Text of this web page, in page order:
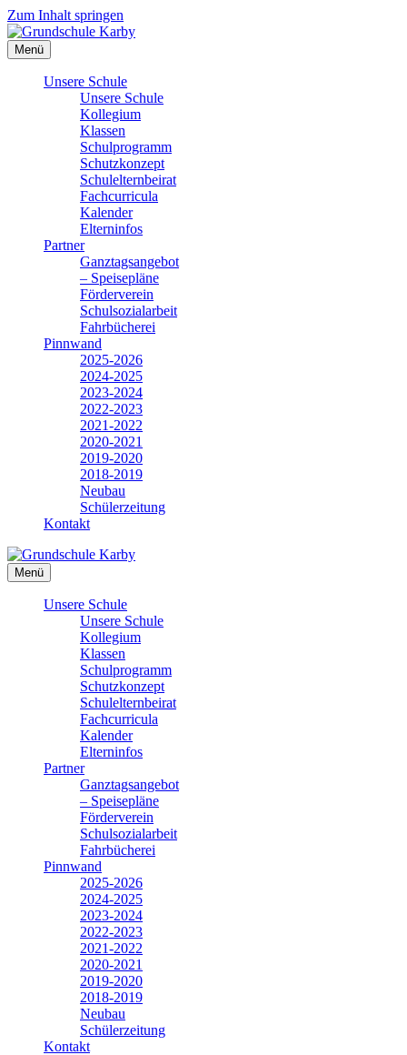
Zum Inhalt springen
Menü
Unsere Schule
Unsere Schule
Kollegium
Klassen
Schulprogramm
Schutzkonzept
Schulelternbeirat
Fachcurricula
Kalender
Elterninfos
Partner
Ganztagsangebot
– Speisepläne
Förderverein
Schulsozialarbeit
Fahrbücherei
Pinnwand
2025-2026
2024-2025
2023-2024
2022-2023
2021-2022
2020-2021
2019-2020
2018-2019
Neubau
Schülerzeitung
Kontakt
Menü
Unsere Schule
Unsere Schule
Kollegium
Klassen
Schulprogramm
Schutzkonzept
Schulelternbeirat
Fachcurricula
Kalender
Elterninfos
Partner
Ganztagsangebot
– Speisepläne
Förderverein
Schulsozialarbeit
Fahrbücherei
Pinnwand
2025-2026
2024-2025
2023-2024
2022-2023
2021-2022
2020-2021
2019-2020
2018-2019
Neubau
Schülerzeitung
Kontakt